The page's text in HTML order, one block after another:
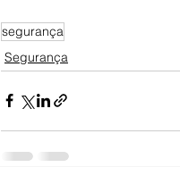
segurança
Segurança